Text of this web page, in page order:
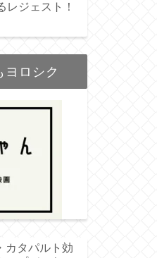
レジェスト！
ヨロシク
カタパルト効